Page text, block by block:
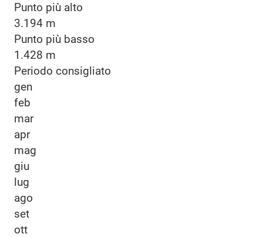
Punto più alto
3.194 m
Punto più basso
1.428 m
Periodo consigliato
gen
feb
mar
apr
mag
giu
lug
ago
set
ott